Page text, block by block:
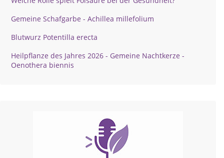
Gemeine Schafgarbe - Achillea millefolium
Blutwurz Potentilla erecta
Heilpflanze des Jahres 2026 - Gemeine Nachtkerze -
Oenothera biennis